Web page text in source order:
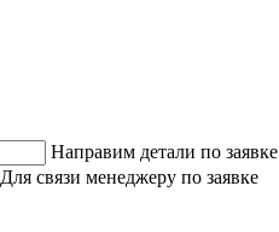
Направим детали по заявке
Для связи менеджеру по заявке